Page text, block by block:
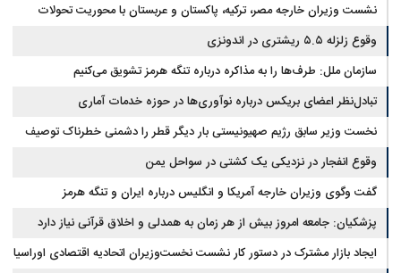
نشست وزیران خارجه مصر، ترکیه، پاکستان و عربستان با محوریت تحولات
منطقه
وقوع زلزله ۵.۵ ریشتری در اندونزی
سازمان ملل: طرف‌ها را به مذاکره درباره تنگه هرمز تشویق می‌کنیم
تبادل‌نظر اعضای بریکس درباره نوآوری‌ها در حوزه خدمات آماری
نخست وزیر سابق رژیم صهیونیستی بار دیگر قطر را دشمنی خطرناک توصیف
کردوقوع انفجار در نزدیکی یک کشتی در سواحل یمن
گفت وگوی وزیران خارجه آمریکا و انگلیس درباره ایران و تنگه هرمز
پزشکیان: جامعه امروز بیش از هر زمان به همدلی و اخلاق قرآنی نیاز دارد
ایجاد بازار مشترک در دستور کار نشست نخست‌وزیران اتحادیه اقتصادی اوراسیا